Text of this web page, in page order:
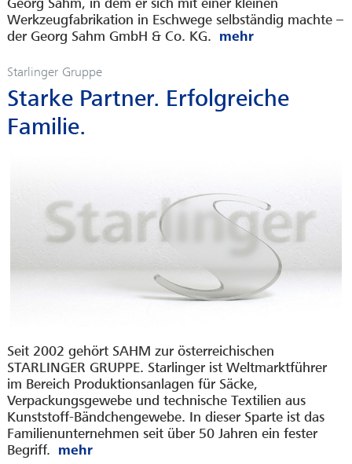
Georg Sahm, in dem er sich mit einer kleinen
Werkzeugfabrikation in Eschwege selbständig machte –
der Georg Sahm GmbH & Co. KG.
Starlinger Gruppe
Starke Partner. Erfolgreiche
Familie.
Seit 2002 gehört SAHM zur österreichischen
STARLINGER GRUPPE. Starlinger ist Weltmarktführer
im Bereich Produktionsanlagen für Säcke,
Verpackungsgewebe und technische Textilien aus
Kunststoff-Bändchengewebe. In dieser Sparte ist das
Familienunternehmen seit über 50 Jahren ein fester
Begriff.